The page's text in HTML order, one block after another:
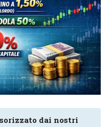
dai nostri